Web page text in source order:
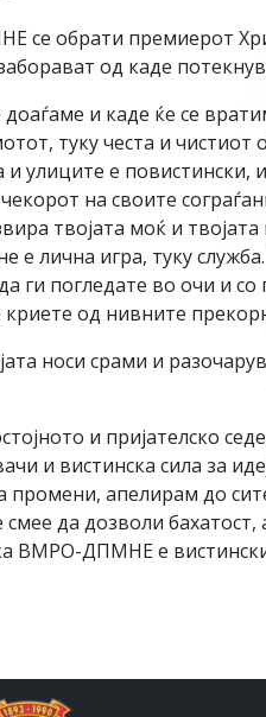
обрати премиерот
од каде
и каде ќе се
туку честа и
улиците е
на своите
твојата моќ и
лична игра, туку
ги погледате во очи и со
криете од нивните
носи срами и
и пријателско
и вистинска сила за
апелирам до
да дозволи
ВМРО-ДПМНЕ е